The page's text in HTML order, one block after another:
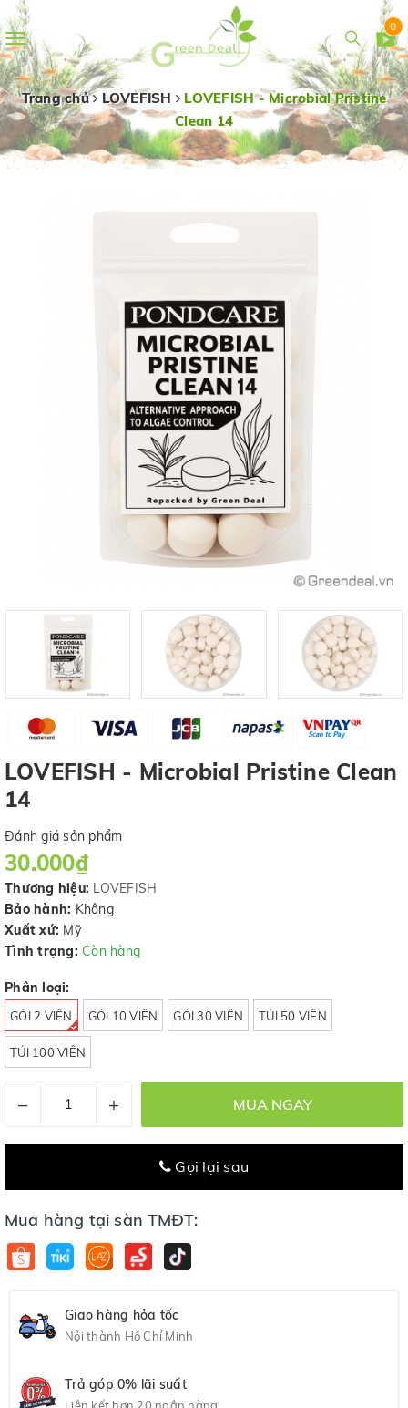
Toggle
navigation
0
Trang chủ LOVEFISH
LOVEFISH - Microbial Pristine
Clean 14
LOVEFISH - Microbial Pristine Clean
14
Đánh giá sản phẩm
30.000₫
Thương hiệu: LOVEFISH
Bảo hành: Không
Xuất xứ: Mỹ
Tình trạng: Còn hàng
Phân loại:
GÓI 2 VIÊN GÓI 10 VIÊN GÓI 30 VIÊN TÚI 50 VIÊN
TÚI 100 VIÊN
– + MUA NGAY
Gọi lại sau
Mua hàng tại sàn TMĐT:
Giao hàng hỏa tốc
Nội thành Hồ Chí Minh
Trả góp 0% lãi suất